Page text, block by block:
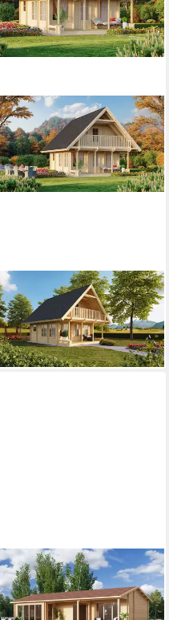
FJORDHOLZ
Gartenhaus Bern 90
31.209,00 €
906,08 €mtl. in 48 Raten
lieferbar in 8 Wochen